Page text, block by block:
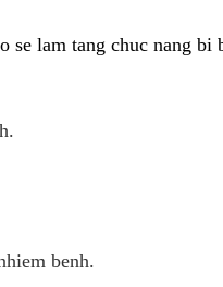
se lam tang chuc nang
benh.